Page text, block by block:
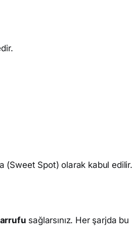
(Sweet Spot) olarak kabul edilir.
sağlarsınız. Her şarjda bu